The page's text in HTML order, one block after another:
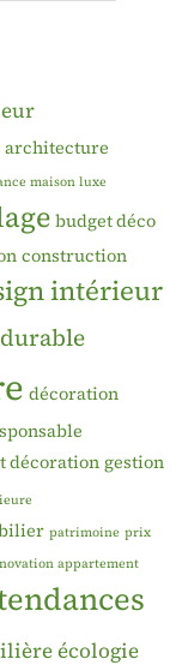
architecture
maison luxe
budget déco
construction
intérieur
décoration
décoration gestion
patrimoine prix
appartement
écologie